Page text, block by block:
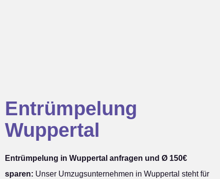
Entrümpelung
Wuppertal
Entrümpelung in Wuppertal anfragen und Ø 150€
sparen: Unser Umzugsunternehmen in Wuppertal steht für